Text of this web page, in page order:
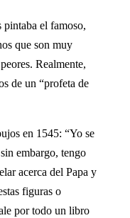
el famoso,
que son muy
Realmente,
de un “profeta de
en 1545: “Yo se
embargo, tengo
acerca del Papa y
figuras o
por todo un libro